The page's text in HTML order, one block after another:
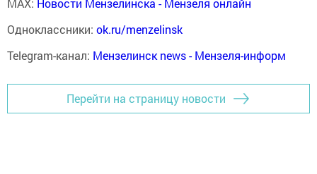
MAX: Новости Мензелинска - Мензеля онлайн
Одноклассники: ok.ru/menzelinsk
Telegram-канал: Мензелинск news - Мензеля-информ
Перейти на страницу новости